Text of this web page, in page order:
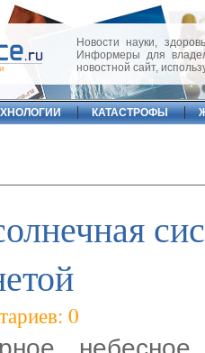
Новости науки,
Информеры для
новостной сайт,
КАТАСТРОФЫ
0